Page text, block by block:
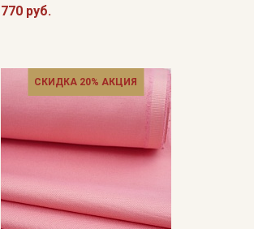
770 руб.
СКИДКА 20% АКЦИЯ